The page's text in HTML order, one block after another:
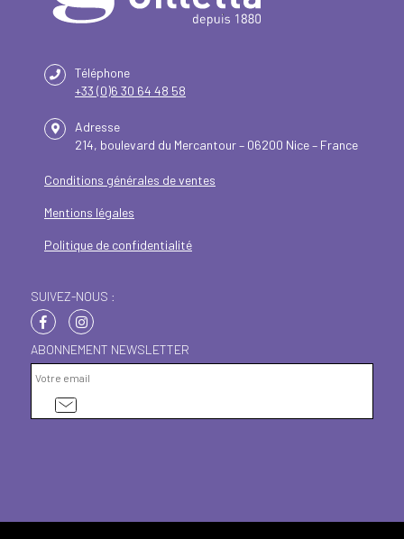
Téléphone
+33 (0)6 30 64 48 58
Adresse
214, boulevard du Mercantour – 06200 Nice – France
Conditions générales de ventes
Mentions légales
Politique de confidentialité
SUIVEZ-NOUS :
ABONNEMENT NEWSLETTER